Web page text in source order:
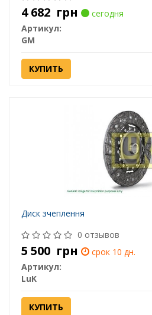
4 682 грн
сегодня
Артикул:
GM
КУПИТЬ
Диск зчеплення
0 отзывов
5 500 грн
срок 10 дн.
Артикул:
LuK
КУПИТЬ